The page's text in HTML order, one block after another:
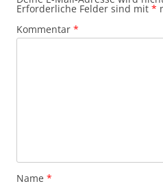
Erforderliche Felder sind mit *
Kommentar *
Name *